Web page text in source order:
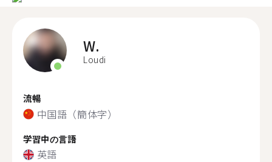
W.
Loudi
流暢
中国語（簡体字）
学習中の言語
英語